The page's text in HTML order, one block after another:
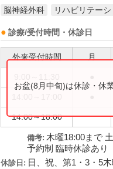
脳神経外科 リハビリテー
診療/受付時間・休診日
外来受付時間 月
14:00～18:00
お盆(8月中旬)は休診・休
備考: 木曜18:00まで
予約制 臨時休診あり
休診日: 日、祝、第1・3・5